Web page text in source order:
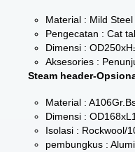
Material : Mild
Pengecatan : Cat
Dimensi :
Aksesories :
Steam header-
Material :
Dimensi :
Isolasi : Rockwool/
pembungkus :